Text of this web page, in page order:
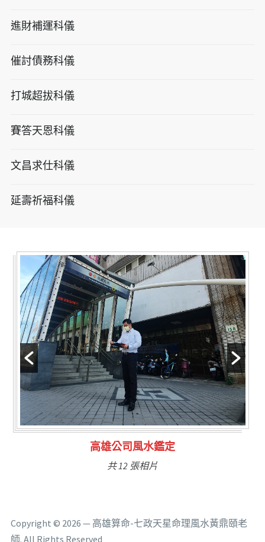
進財補運科儀
催討債務科儀
打城超拔科儀
賽答天恩科儀
文昌求仕科儀
延壽祈福科儀
林氏福主量子生基造命
共 6 張相片
Copyright © 2026 — 高雄算命-七政天星命理風水黃鼎頤老
師. All Rights Reserved